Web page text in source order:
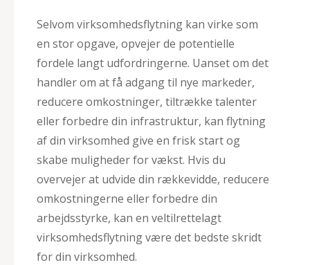
Selvom virksomhedsflytning kan virke som
en stor opgave, opvejer de potentielle
fordele langt udfordringerne. Uanset om det
handler om at få adgang til nye markeder,
reducere omkostninger, tiltrække talenter
eller forbedre din infrastruktur, kan flytning
af din virksomhed give en frisk start og
skabe muligheder for vækst. Hvis du
overvejer at udvide din rækkevidde, reducere
omkostningerne eller forbedre din
arbejdsstyrke, kan en veltilrettelagt
virksomhedsflytning være det bedste skridt
for din virksomhed.